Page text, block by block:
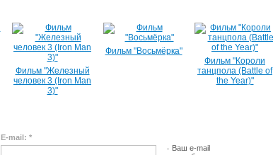
Фильм "Железный
человек 3 (Iron Man
3)"
Фильм "Восьмёрка"
Фильм "Короли
танцпола (Battle of
the Year)"
E-mail: *
Ваш e-mail